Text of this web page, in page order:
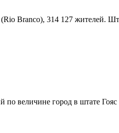
Branco), 314 127 жителей.
величине город в штате Гояс